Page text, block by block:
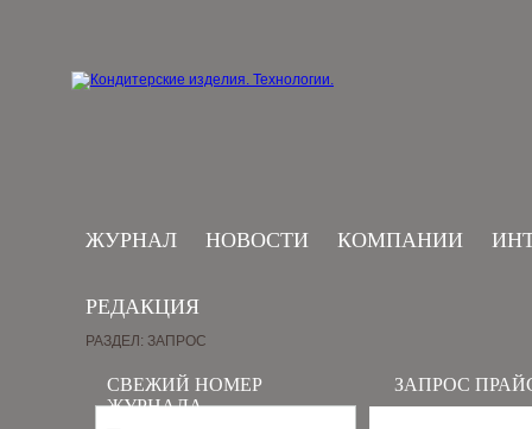
ЖУРНАЛ НОВОСТИ КОМПАНИИ
РЕДАКЦИЯ
СВЕЖИЙ НОМЕР
ЖУРНАЛА
РАЗДЕЛ: ЗАПРОС
ЗАПРОС